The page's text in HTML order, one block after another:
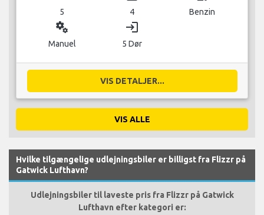
5 4 Benzin
miscellaneous_services
Manuel
login
5 Dør
VIS DETALJER...
VIS ALLE
Hvilke tilgængelige udlejningsbiler er billigst fra Flizzr på
Gatwick Lufthavn?
Udlejningsbiler til laveste pris fra Flizzr på Gatwick
Lufthavn efter kategori er: